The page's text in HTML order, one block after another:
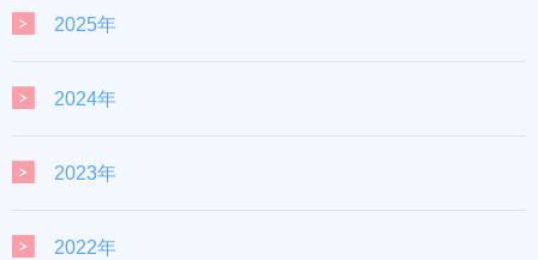
2025年
2024年
2023年
2022年